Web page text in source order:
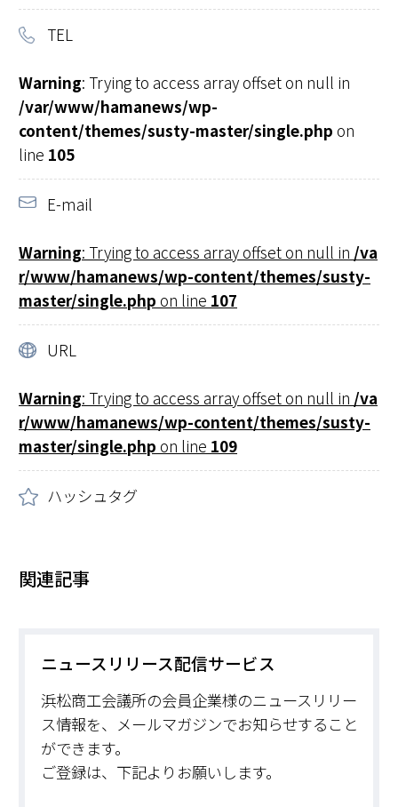
TEL
Warning: Trying to access array offset on null in
/var/www/hamanews/wp-
content/themes/susty-master/single.php on
line 105
E-mail
Warning: Trying to access array offset on null in /va
r/www/hamanews/wp-content/themes/susty-
master/single.php on line 107
URL
Warning: Trying to access array offset on null in /va
r/www/hamanews/wp-content/themes/susty-
master/single.php on line 109
ハッシュタグ
関連記事
ニュースリリース配信サービス
浜松商工会議所の会員企業様のニュースリリー
ス情報を、メールマガジンでお知らせすること
ができます。
ご登録は、下記よりお願いします。